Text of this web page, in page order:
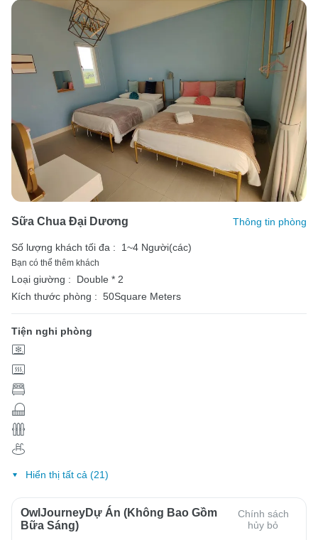
Sữa Chua Đại Dương Thông tin phòng
Số lượng khách tối đa : 1~4 Người(các)
Bạn có thể thêm khách
Loại giường :
Double * 2
Kích thước phòng : 50Square Meters
Tiện nghi phòng
Hiển thị tất cả (21)
OwlJourneyDự Án (Không Bao Gồm
Bữa Sáng)
Chính sách
hủy bỏ